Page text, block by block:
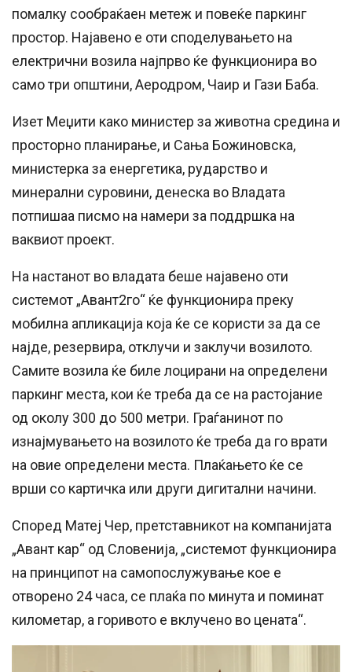
помалку сообраќаен метеж и повеќе паркинг
простор. Најавено е оти споделувањето на
електрични возила најпрво ќе функционира во
само три општини, Аеродром, Чаир и Гази Баба.
Изет Меџити како министер за животна средина и
просторно планирање, и Сања Божиновска,
министерка за енергетика, рударство и
минерални суровини, денеска во Владата
потпишаа писмо на намери за поддршка на
ваквиот проект.
На настанот во владата беше најавено оти
системот „Авант2го“ ќе функционира преку
мобилна апликација која ќе се користи за да се
најде, резервира, отклучи и заклучи возилото.
Самите возила ќе биле лоцирани на определени
паркинг места, кои ќе треба да се на растојание
од околу 300 до 500 метри. Граѓанинот по
изнајмувањето на возилото ќе треба да го врати
на овие определени места. Плаќањето ќе се
врши со картичка или други дигитални начини.
Според Матеј Чер, претставникот на компанијата
„Авант кар“ од Словенија, „системот функционира
на принципот на самопослужување кое е
отворено 24 часа, се плаќа по минута и поминат
километар, а горивото е вклучено во цената“.